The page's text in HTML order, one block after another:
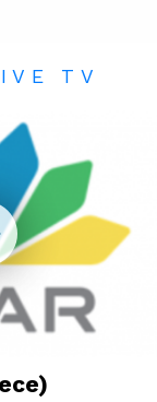
TV